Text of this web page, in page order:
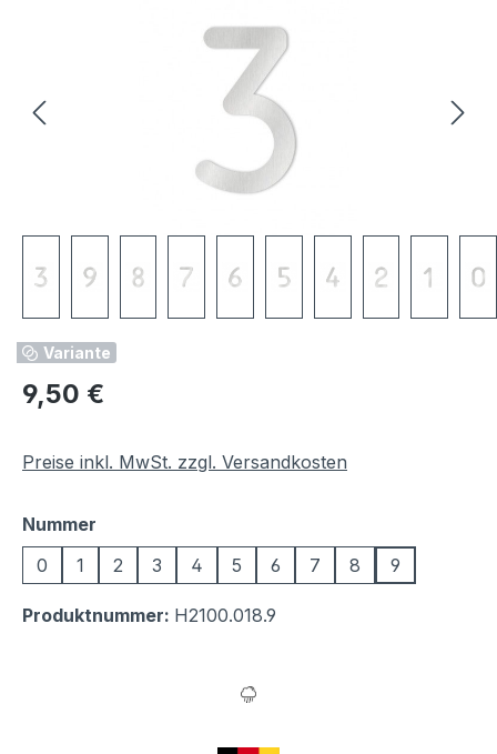
Variante
Regulärer Preis:
9,50 €
Preise inkl. MwSt. zzgl. Versandkosten
Nummer
0
1 2 3 4 5 6 7 8 9
Produktnummer: H2100.018.9